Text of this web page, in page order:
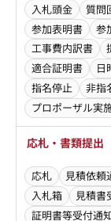
入札頭金
質問
参加表明書
参
工事費内訳書
適合証明書
日
指名停止
非指
プロポーザル実
応札・書類提出
応札 見積依頼
入札箱
見積書
証明書等受付通